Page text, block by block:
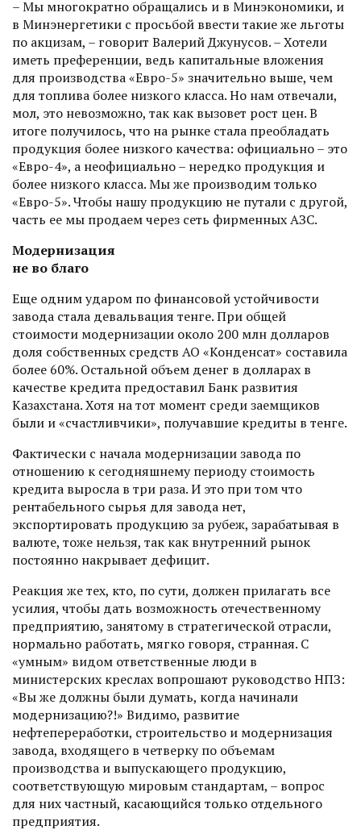
– Мы многократно обращались и в Минэкономики, и
в Минэнергетики с просьбой ввести такие же льготы
по акцизам, – говорит Валерий Джунусов. – Хотели
иметь преференции, ведь капитальные вложения
для производства «Евро-5» значительно выше, чем
для топлива более низкого класса. Но нам отвечали,
мол, это невозможно, так как вызовет рост цен. В
итоге получилось, что на рынке стала преобладать
продукция более низкого качества: официально – это
«Евро-4», а неофициально – нередко продукция и
более низкого класса. Мы же производим только
«Евро-5». Чтобы нашу продукцию не путали с другой,
часть ее мы продаем через сеть фирменных АЗС.
Модернизация
не во благо
Еще одним ударом по финансовой устойчивости
завода стала девальвация тенге. При общей
стоимости модернизации около 200 млн долларов
доля собственных средств АО «Конденсат» составила
более 60%. Остальной объем денег в долларах в
качест­ве кредита предоставил Банк развития
Казахстана. Хотя на тот момент среди заемщиков
были и «счастливчики», получавшие кредиты в тенге.
Фактически с начала модернизации завода по
отношению к сегодняшнему периоду стои­мость
кредита выросла в три раза. И это при том что
рентабельного сырья для завода нет,
экспортировать продукцию за рубеж, зарабатывая в
валюте, тоже нельзя, так как внутренний рынок
постоянно накрывает дефицит.
Реакция же тех, кто, по сути, должен прилагать все
усилия, чтобы дать возможность отечест­венному
предприятию, занятому в стратегической отрасли,
нормально работать, мягко говоря, странная. С
«умным» видом ответственные люди в
министерских креслах вопро­шают руководство НПЗ:
«Вы же должны были думать, когда начинали
модернизацию?!» Видимо, развитие
нефтепереработки, строи­тельство и модернизация
завода, входящего в четверку по объемам
производства и выпускаю­щего продукцию,
соответствующую мировым стандартам, – вопрос
для них частный, касающийся только отдельного
предприятия.